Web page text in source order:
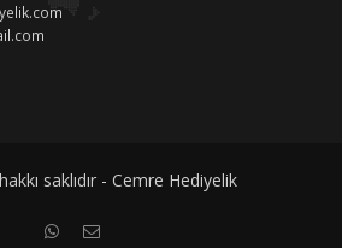
saklıdır - Cemre Hediyelik